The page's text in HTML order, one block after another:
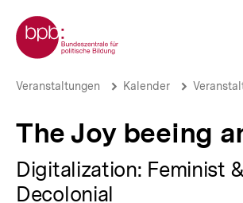
zum
Seiteninhalt
springen
Zur Startseite der bpb
The
an
Error
bpb.de
Brotkrümelnavigation
Pfadnavigation
Veranstaltungen Kalender
The Joy beeing
Digitalization: Feminist &
Decolonial